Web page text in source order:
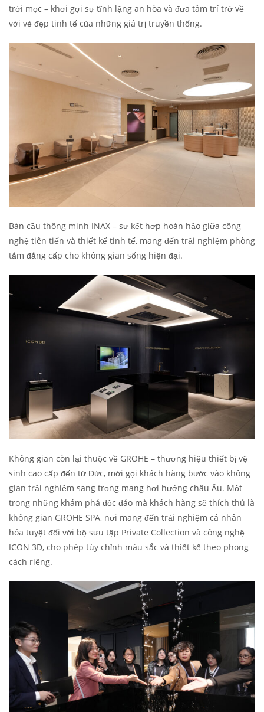
trời mọc – khơi gợi sự tĩnh lặng an hòa và đưa tâm trí trở về
với vẻ đẹp tinh tế của những giá trị truyền thống.
Bàn cầu thông minh INAX – sự kết hợp hoàn hảo giữa công
nghệ tiên tiến và thiết kế tinh tế, mang đến trải nghiệm phòng
tắm đẳng cấp cho không gian sống hiện đại.
Không gian còn lại thuộc về GROHE – thương hiệu thiết bị vệ
sinh cao cấp đến từ Đức, mời gọi khách hàng bước vào không
gian trải nghiệm sang trọng mang hơi hướng châu Âu. Một
trong những khám phá độc đáo mà khách hàng sẽ thích thú là
không gian GROHE SPA, nơi mang đến trải nghiệm cá nhân
hóa tuyệt đối với bộ sưu tập Private Collection và công nghệ
ICON 3D, cho phép tùy chỉnh màu sắc và thiết kế theo phong
cách riêng.